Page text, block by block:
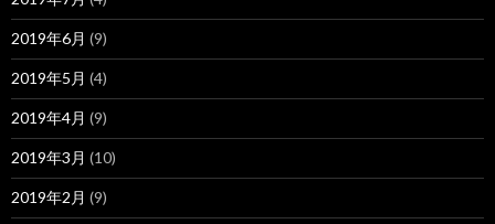
2019年6月 (9)
2019年5月 (4)
2019年4月 (9)
2019年3月 (10)
2019年2月 (9)